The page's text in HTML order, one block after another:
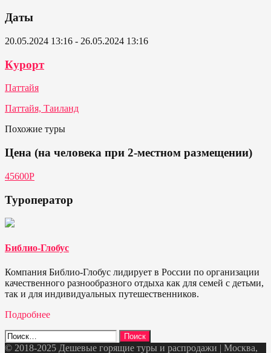
Даты
20.05.2024 13:16 - 26.05.2024 13:16
Курорт
Паттайя
Паттайя, Таиланд
Похожие туры
Цена (на человека при 2-местном размещении)
45600Р
Туроператор
Библио-Глобус
Компания Библио-Глобус лидирует в России по организации
качественного разнообразного отдыха как для семей с детьми,
так и для индивидуальных путешественников.
Подробнее
Найти:
© 2018-2025 Дешевые горящие туры и распродажи | Москва,